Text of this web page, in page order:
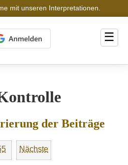
mit unseren Interpretationen.
☰
der Beiträge
Nächste